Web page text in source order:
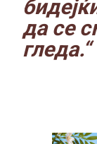
да се
гледа.“